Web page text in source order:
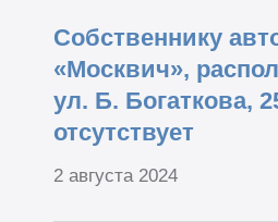
Собственнику
«Москвич»,
ул. Б. Богаткова,
отсутствует
2 августа 2024